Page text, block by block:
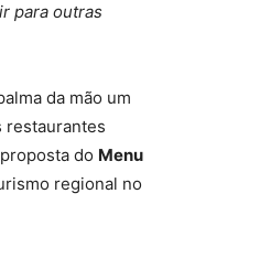
para outras
da mão um
restaurantes
do Menu
regional no